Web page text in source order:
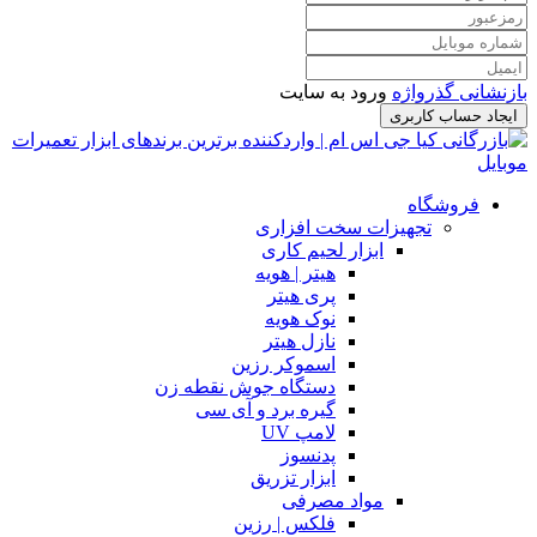
بازنشانی گذرواژه ورود به سایت
ایجاد حساب کاربری
فروشگاه
تجهیزات سخت افزاری
ابزار لحیم کاری
هیتر | هویه
پری هیتر
نوک هویه
نازل هیتر
اسموکر رزین
دستگاه جوش نقطه زن
گیره برد و آی سی
لامپ UV
پدنسوز
ابزار تزریق
مواد مصرفی
فلکس | رزین